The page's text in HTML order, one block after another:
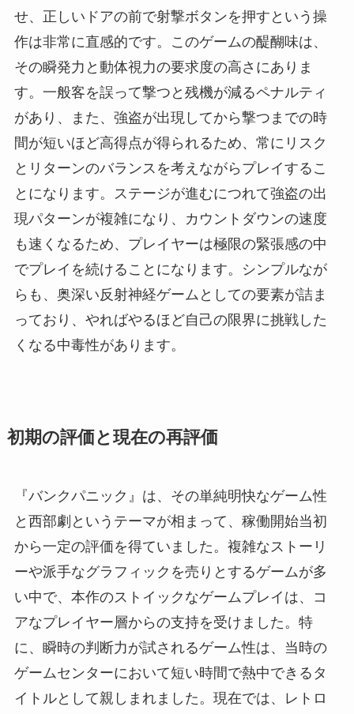
せ、正しいドアの前で射撃ボタンを押すという操
作は非常に直感的です。このゲームの醍醐味は、
その瞬発力と動体視力の要求度の高さにありま
す。一般客を誤って撃つと残機が減るペナルティ
があり、また、強盗が出現してから撃つまでの時
間が短いほど高得点が得られるため、常にリスク
とリターンのバランスを考えながらプレイするこ
とになります。ステージが進むにつれて強盗の出
現パターンが複雑になり、カウントダウンの速度
も速くなるため、プレイヤーは極限の緊張感の中
でプレイを続けることになります。シンプルなが
らも、奥深い反射神経ゲームとしての要素が詰ま
っており、やればやるほど自己の限界に挑戦した
くなる中毒性があります。
初期の評価と現在の再評価
『バンクパニック』は、その単純明快なゲーム性
と西部劇というテーマが相まって、稼働開始当初
から一定の評価を得ていました。複雑なストーリ
ーや派手なグラフィックを売りとするゲームが多
い中で、本作のストイックなゲームプレイは、コ
アなプレイヤー層からの支持を受けました。特
に、瞬時の判断力が試されるゲーム性は、当時の
ゲームセンターにおいて短い時間で熱中できるタ
イトルとして親しまれました。現在では、レトロ